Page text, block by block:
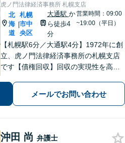
虎ノ門法律経済事務所 札幌支店
北
海
道
|
札幌
市中
央区
大通駅 か
ら徒歩4
分
営業時間：09:00
~19:00（平日）
【札幌駅6分／大通駅4分】1972年に創
立、虎ノ門法律経済事務所の札幌支店
です【債権回収】回収の実現性を高め
けます【労働・雇用】労使双方の対応
経験を活かし、相談者さまのご要望に
メールでお問い合わせ
沖田 尚 弁護士